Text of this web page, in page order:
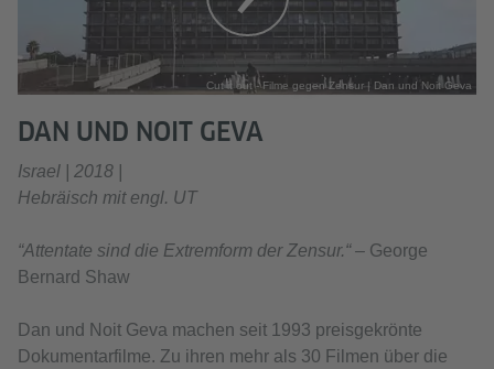
Cut it out - Filme gegen Zensur | Dan und Noit Geva
DAN UND NOIT GEVA
Israel | 2018 |
Hebräisch mit engl. UT
“Attentate sind die Extremform der Zensur.“ – George
Bernard Shaw
Dan und Noit Geva machen seit 1993 preisgekrönte
Dokumentarfilme. Zu ihren mehr als 30 Filmen über die